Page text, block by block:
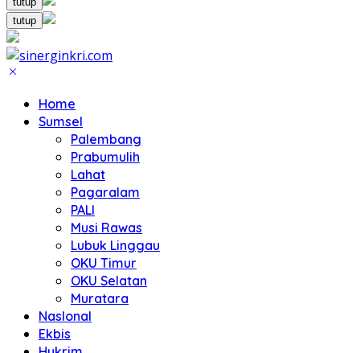
tutup
Home
Sumsel
Palembang
Prabumulih
Lahat
Pagaralam
PALI
Musi Rawas
Lubuk Linggau
OKU Timur
OKU Selatan
Muratara
NasIonal
Ekbis